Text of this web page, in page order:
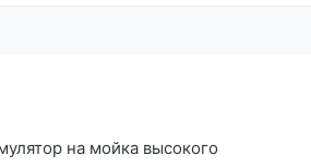
на мойка высокого